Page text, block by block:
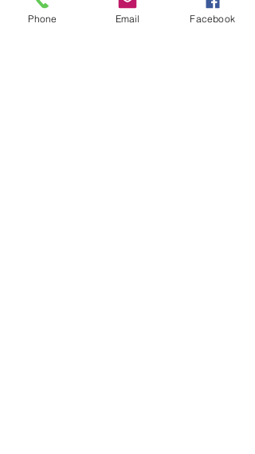
Phone Email Facebook